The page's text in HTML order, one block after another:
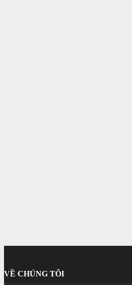
VỀ CHÚNG TÔI